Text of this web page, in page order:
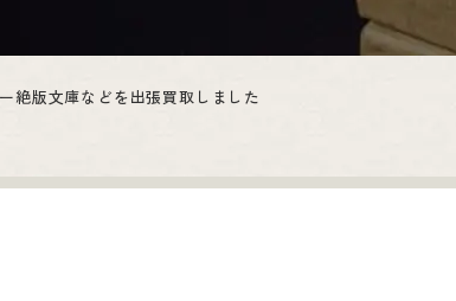
絶版文庫などを出張買取しました